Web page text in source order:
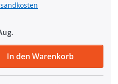
aus Zinkdruckguss - 6cm lang
In den Warenkorb